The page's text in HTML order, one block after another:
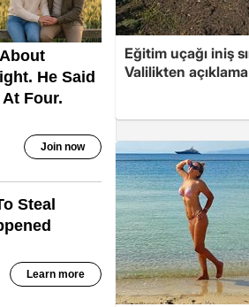
Eğitim uçağı iniş
Valilikten